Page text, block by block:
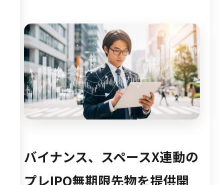
バイナンス、スペースX連動の
プレIPO無期限先物を提供開